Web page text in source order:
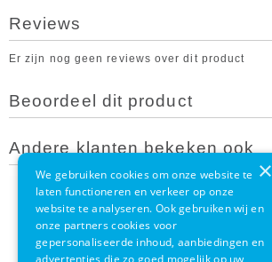
Reviews
Er zijn nog geen reviews over dit product
Beoordeel dit product
Andere klanten bekeken ook
×
We gebruiken cookies om onze website te
laten functioneren en verkeer op onze
website te analyseren. Ook gebruiken wij en
onze partners cookies voor
gepersonaliseerde inhoud, aanbiedingen en
advertenties die zo goed mogelijk op uw